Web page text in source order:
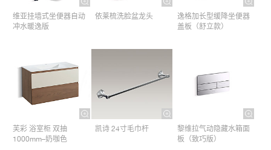
维亚挂墙式坐便器自动
冲水暖逸版
依莱梳洗脸盆龙头
逸格加长型缓降坐便器
盖板（舒立款）
芙彩 浴室柜 双抽
1000mm–奶咖色
凯诗 24寸毛巾杆​
黎维拉气动隐藏水箱面
板（致巧版）